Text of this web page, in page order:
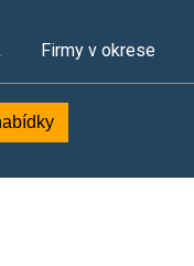
Firmy v okrese